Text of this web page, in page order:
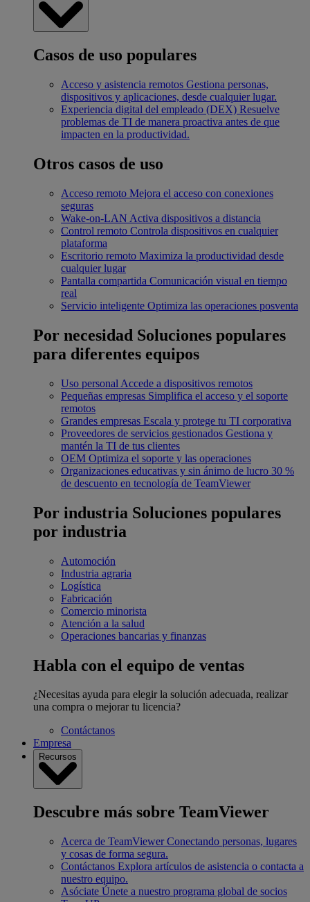
Casos de uso populares
Acceso y asistencia remotos Gestiona personas,
dispositivos y aplicaciones, desde cualquier lugar.
Experiencia digital del empleado (DEX) Resuelve
problemas de TI de manera proactiva antes de que
impacten en la productividad.
Otros casos de uso
Acceso remoto Mejora el acceso con conexiones
seguras
Wake-on-LAN Activa dispositivos a distancia
Control remoto Controla dispositivos en cualquier
plataforma
Escritorio remoto Maximiza la productividad desde
cualquier lugar
Pantalla compartida Comunicación visual en tiempo
real
Servicio inteligente Optimiza las operaciones posventa
Por necesidad Soluciones populares
para diferentes equipos
Uso personal Accede a dispositivos remotos
Pequeñas empresas Simplifica el acceso y el soporte
remotos
Grandes empresas Escala y protege tu TI corporativa
Proveedores de servicios gestionados Gestiona y
mantén la TI de tus clientes
OEM Optimiza el soporte y las operaciones
Organizaciones educativas y sin ánimo de lucro 30 %
de descuento en tecnología de TeamViewer
Por industria Soluciones populares
por industria
Automoción
Industria agraria
Logística
Fabricación
Comercio minorista
Atención a la salud
Operaciones bancarias y finanzas
Habla con el equipo de ventas
¿Necesitas ayuda para elegir la solución adecuada, realizar
una compra o mejorar tu licencia?
Contáctanos
Empresa
Recursos
Descubre más sobre TeamViewer
Acerca de TeamViewer Conectando personas, lugares
y cosas de forma segura.
Contáctanos Explora artículos de asistencia o contacta a
nuestro equipo.
Asóciate Únete a nuestro programa global de socios